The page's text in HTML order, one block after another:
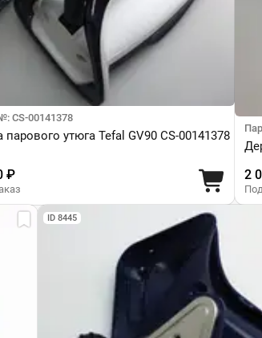
CS-00141378
парового утюга Tefal GV90 CS-00141378
₽ 2
ID 8445